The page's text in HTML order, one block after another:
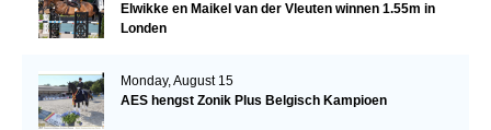
Elwikke en Maikel van der Vleuten winnen 1.55m in
Londen
Monday, August 15
AES hengst Zonik Plus Belgisch Kampioen